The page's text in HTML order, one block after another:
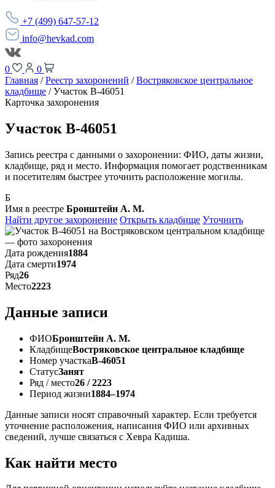
+7 (499) 647-57-12
info@hevkad.com
0
0
Главная / Реестр захоронений / Востряковское центральное
кладбище / Участок В-46051
Карточка захоронения
Участок В-46051
Запись реестра с данными о захоронении: ФИО, даты жизни,
кладбище, ряд и место. Информация помогает родственникам
и посетителям быстрее уточнить расположение могилы.
Б
Имя в реестре Бронштейн А. М.
Найти другое захоронение Открыть кладбище Уточнить
Дата рождения1884
Дата смерти1974
Ряд26
Место2223
Данные записи
ФИОБронштейн А. М.
КладбищеВостряковское центральное кладбище
Номер участкаВ-46051
СтатусЗанят
Ряд / место26 / 2223
Период жизни1884–1974
Данные записи носят справочный характер. Если требуется
уточнение расположения, написания ФИО или архивных
сведений, лучше связаться с Хевра Кадиша.
Как найти место